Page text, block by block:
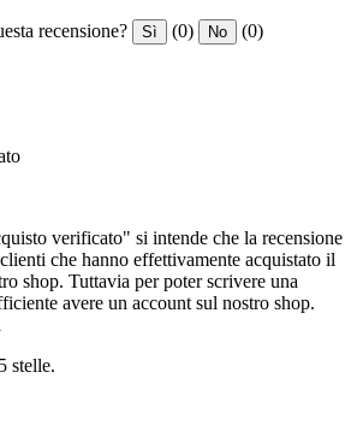
recensione? Sì (0) No (0)
verificato" si intende che la recensione
che hanno effettivamente acquistato il
shop. Tuttavia per poter scrivere una
avere un account sul nostro shop.
stelle.